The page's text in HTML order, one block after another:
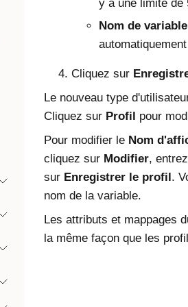
y a une limite de
Nom de variable
Cliquez sur
Le nouveau type
Cliquez sur Profil pour
Pour modifier le Nom
cliquez sur Modifier,
sur Enregistrer le profil.
nom de la variable.
Les attributs et mappages
la même façon que les